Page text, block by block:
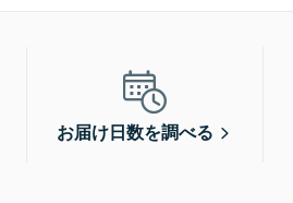
お届け日数を調べる